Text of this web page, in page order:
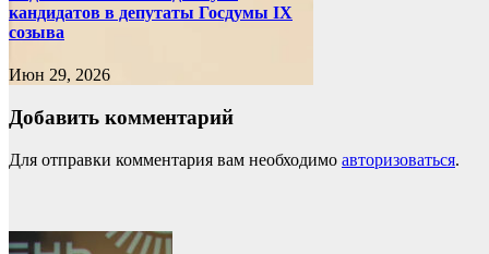
кандидатов в депутаты Госдумы IX
созыва
Июн 29, 2026
Добавить комментарий
Для отправки комментария вам необходимо авторизоваться.